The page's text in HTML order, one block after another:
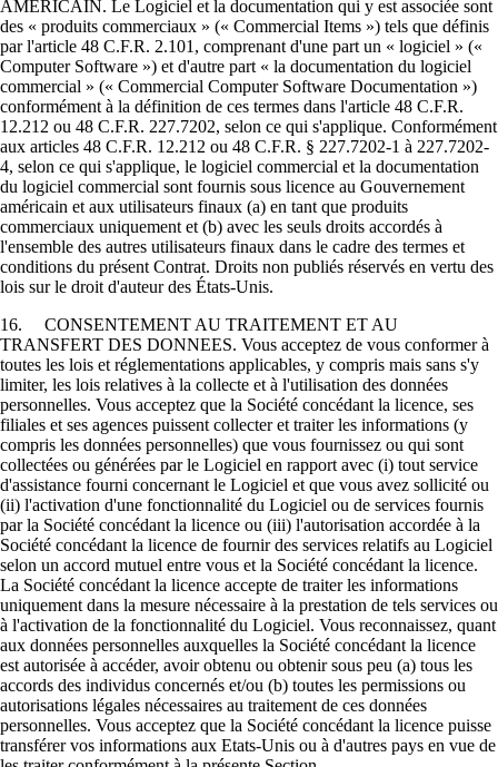
AMERICAIN. Le Logiciel et la documentation qui y est associée sont
des « produits commerciaux » (« Commercial Items ») tels que définis
par l'article 48 C.F.R. 2.101, comprenant d'une part un « logiciel » («
Computer Software ») et d'autre part « la documentation du logiciel
commercial » (« Commercial Computer Software Documentation »)
conformément à la définition de ces termes dans l'article 48 C.F.R.
12.212 ou 48 C.F.R. 227.7202, selon ce qui s'applique. Conformément
aux articles 48 C.F.R. 12.212 ou 48 C.F.R. § 227.7202-1 à 227.7202-
4, selon ce qui s'applique, le logiciel commercial et la documentation
du logiciel commercial sont fournis sous licence au Gouvernement
américain et aux utilisateurs finaux (a) en tant que produits
commerciaux uniquement et (b) avec les seuls droits accordés à
l'ensemble des autres utilisateurs finaux dans le cadre des termes et
conditions du présent Contrat. Droits non publiés réservés en vertu des
lois sur le droit d'auteur des États-Unis.
16. CONSENTEMENT AU TRAITEMENT ET AU
TRANSFERT DES DONNEES. Vous acceptez de vous conformer à
toutes les lois et réglementations applicables, y compris mais sans s'y
limiter, les lois relatives à la collecte et à l'utilisation des données
personnelles. Vous acceptez que la Société concédant la licence, ses
filiales et ses agences puissent collecter et traiter les informations (y
compris les données personnelles) que vous fournissez ou qui sont
collectées ou générées par le Logiciel en rapport avec (i) tout service
d'assistance fourni concernant le Logiciel et que vous avez sollicité ou
(ii) l'activation d'une fonctionnalité du Logiciel ou de services fournis
par la Société concédant la licence ou (iii) l'autorisation accordée à la
Société concédant la licence de fournir des services relatifs au Logiciel
selon un accord mutuel entre vous et la Société concédant la licence.
La Société concédant la licence accepte de traiter les informations
uniquement dans la mesure nécessaire à la prestation de tels services ou
à l'activation de la fonctionnalité du Logiciel. Vous reconnaissez, quant
aux données personnelles auxquelles la Société concédant la licence
est autorisée à accéder, avoir obtenu ou obtenir sous peu (a) tous les
accords des individus concernés et/ou (b) toutes les permissions ou
autorisations légales nécessaires au traitement de ces données
personnelles. Vous acceptez que la Société concédant la licence puisse
transférer vos informations aux Etats-Unis ou à d'autres pays en vue de